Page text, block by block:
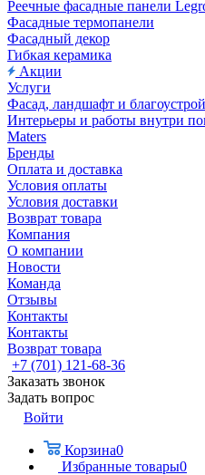
Реечные фасадные панели
Фасадные термопанели
Фасадный декор
Гибкая керамика
Акции
Услуги
Фасад, ландшафт и
Интерьеры и работы внутри
Maters
Бренды
Оплата и доставка
Условия оплаты
Условия доставки
Возврат товара
Компания
О компании
Новости
Команда
Отзывы
Контакты
Контакты
Возврат товара
+7 (701) 121-68-36
Заказать звонок
Задать вопрос
Войти
Корзина0
Избранные товары0